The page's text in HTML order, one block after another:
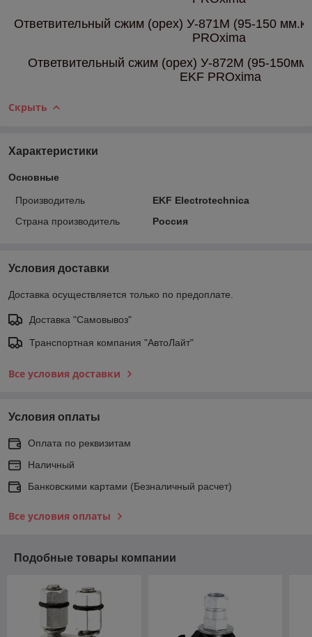
Ответвительный сжим (орех) У-871М (95-150
PROxima
Ответвительный сжим (орех) У-872М (95-
EKF PROxima
Скрыть
Характеристики
Основные
Производитель
EKF Electrotechnica
Страна производитель
Россия
Условия доставки
Доставка осуществляется только по предоплате.
Доставка "Самовывоз"
Транспортная компания "АвтоЛайт"
Все условия доставки
Условия оплаты
Оплата по реквизитам
Наличный
Банковскими картами (Безналичный расчет)
Все условия оплаты
Подобные товары компании